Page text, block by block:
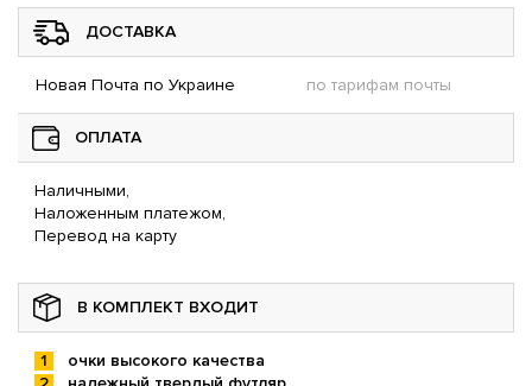
ДОСТАВКА
Новая Почта по Украине по тарифам почты
ОПЛАТА
Наличными,
Наложенным платежом,
Перевод на карту
В КОМПЛЕКТ ВХОДИТ
очки высокого качества